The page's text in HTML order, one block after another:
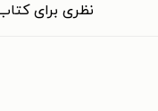
نظری برای